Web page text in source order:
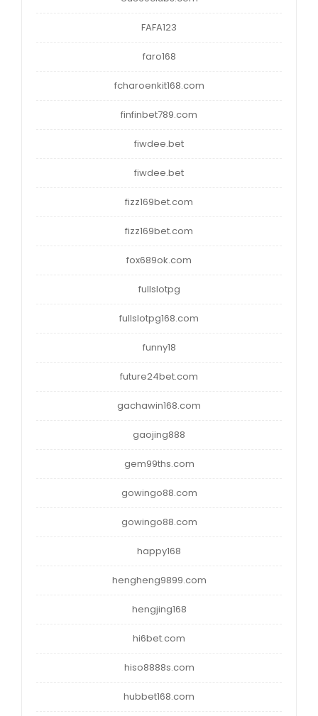
FAFA123
faro168
fcharoenkit168.com
finfinbet789.com
fiwdee.bet
fiwdee.bet
fizz169bet.com
fizz169bet.com
fox689ok.com
fullslotpg
fullslotpg168.com
funny18
future24bet.com
gachawin168.com
gaojing888
gem99ths.com
gowingo88.com
gowingo88.com
happy168
hengheng9899.com
hengjing168
hi6bet.com
hiso8888s.com
hubbet168.com